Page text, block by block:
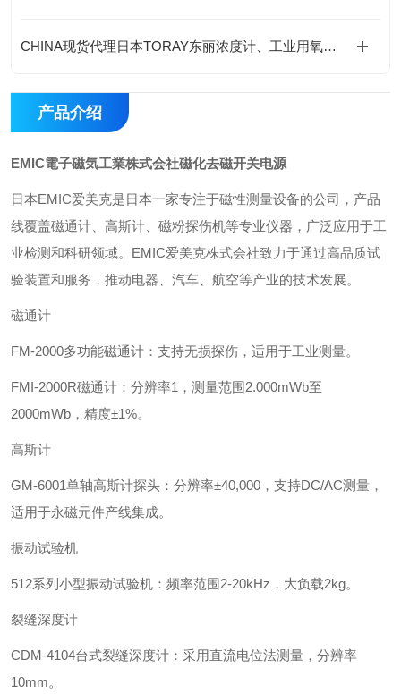
CHINA现货代理日本TORAY东丽浓度计、工业用氧气浓度计
产品介绍
EMIC電子磁気工業株式会社磁化去磁开关电源
日本EMIC爱美克是日本一家专注于磁性测量设备的公司，产品
线覆盖磁通计、高斯计、磁粉探伤机等专业仪器，广泛应用于工
业检测和科研领域。EMIC爱美克株式会社致力于通过高品质试
验装置和服务，推动电器、汽车、航空等产业的技术发展。
磁通计‌
‌FM-2000多功能磁通计‌：支持无损探伤，适用于工业测量。
‌FMI-2000R磁通计‌：分辨率1，测量范围2.000mWb至
2000mWb，精度±1%。
‌高斯计‌
‌GM-6001单轴高斯计探头‌：分辨率±40,000，支持DC/AC测量，
适用于永磁元件产线集成。
‌振动试验机‌
‌512系列小型振动试验机‌：频率范围2-20kHz，大负载2kg。
裂缝深度计‌
‌CDM-4104台式裂缝深度计‌：采用直流电位法测量，分辨率
10mm。